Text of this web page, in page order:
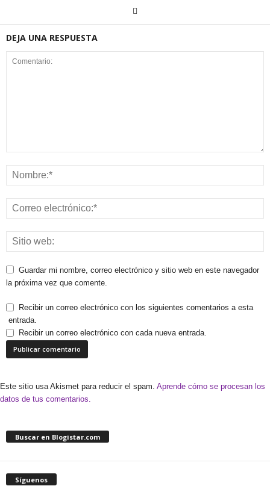
DEJA UNA RESPUESTA
Guardar mi nombre, correo electrónico y sitio web en este navegador
la próxima vez que comente.
Recibir un correo electrónico con los siguientes comentarios a esta
entrada.
Recibir un correo electrónico con cada nueva entrada.
Este sitio usa Akismet para reducir el spam. Aprende cómo se procesan los
datos de tus comentarios.
Buscar en Blogistar.com
Síguenos